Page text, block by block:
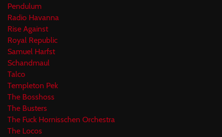
Pendulum
Radio Havanna
Rise Against
Royal Republic
Samuel Harfst
Schandmaul
Talco
Templeton Pek
The Bosshoss
The Busters
The Fuck Hornisschen Orchestra
The Locos